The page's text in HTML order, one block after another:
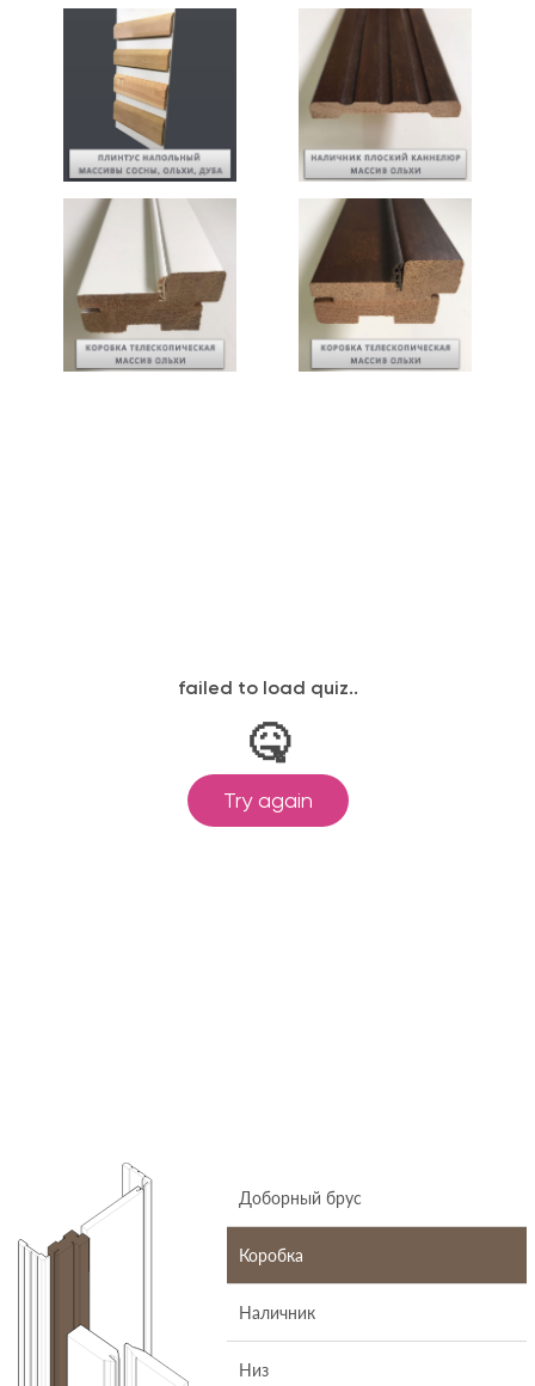
Доборный брус
Коробка
Наличник
Низ